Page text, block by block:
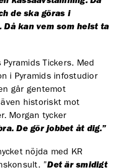
de ska göras i
Då kan vem som helst ta
Tickers. Med
i Pyramids infostudior
går gentemot
historiskt mot
Morgan tycker
De gör jobbet åt dig.”
nöjda med KR
”Det är smidigt